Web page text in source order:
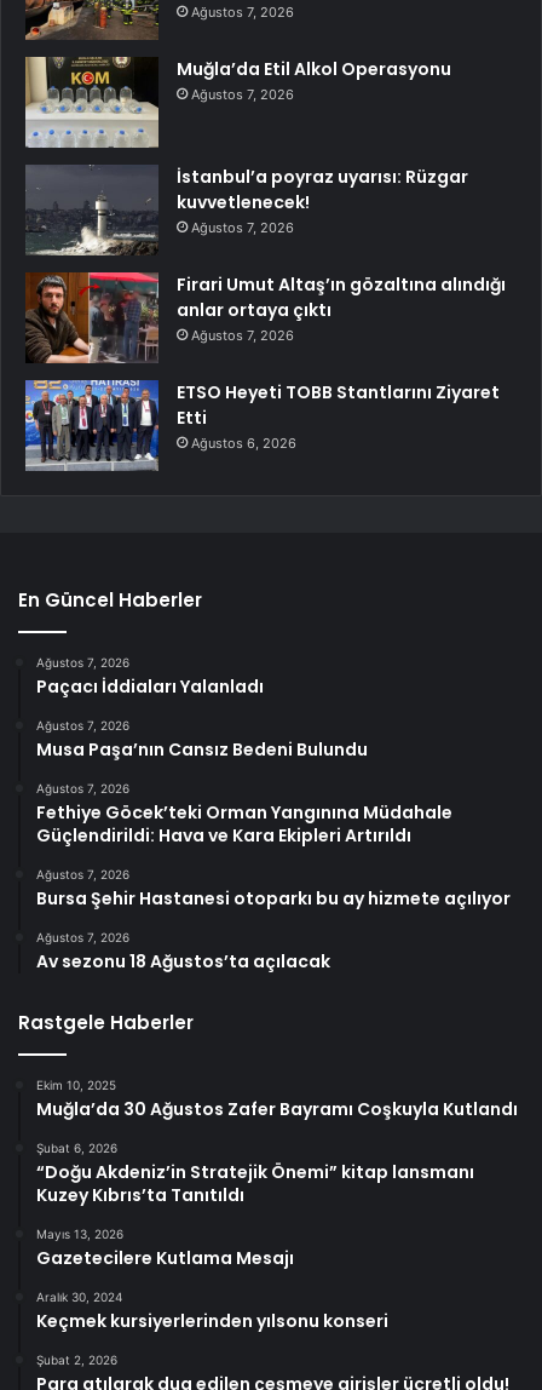
Ağustos 7, 2026
Muğla’da Etil Alkol Operasyonu
Ağustos 7, 2026
İstanbul’a poyraz uyarısı: Rüzgar
kuvvetlenecek!
Ağustos 7, 2026
Firari Umut Altaş’ın gözaltına alındığı
anlar ortaya çıktı
Ağustos 7, 2026
ETSO Heyeti TOBB Stantlarını Ziyaret
Etti
Ağustos 6, 2026
En Güncel Haberler
Ağustos 7, 2026
Paçacı İddiaları Yalanladı
Ağustos 7, 2026
Musa Paşa’nın Cansız Bedeni Bulundu
Ağustos 7, 2026
Fethiye Göcek’teki Orman Yangınına Müdahale
Güçlendirildi: Hava ve Kara Ekipleri Artırıldı
Ağustos 7, 2026
Bursa Şehir Hastanesi otoparkı bu ay hizmete açılıyor
Ağustos 7, 2026
Av sezonu 18 Ağustos’ta açılacak
Rastgele Haberler
Ekim 10, 2025
Muğla’da 30 Ağustos Zafer Bayramı Coşkuyla Kutlandı
Şubat 6, 2026
“Doğu Akdeniz’in Stratejik Önemi” kitap lansmanı
Kuzey Kıbrıs’ta Tanıtıldı
Mayıs 13, 2026
Gazetecilere Kutlama Mesajı
Aralık 30, 2024
Keçmek kursiyerlerinden yılsonu konseri
Şubat 2, 2026
Para atılarak dua edilen çeşmeye girişler ücretli oldu!